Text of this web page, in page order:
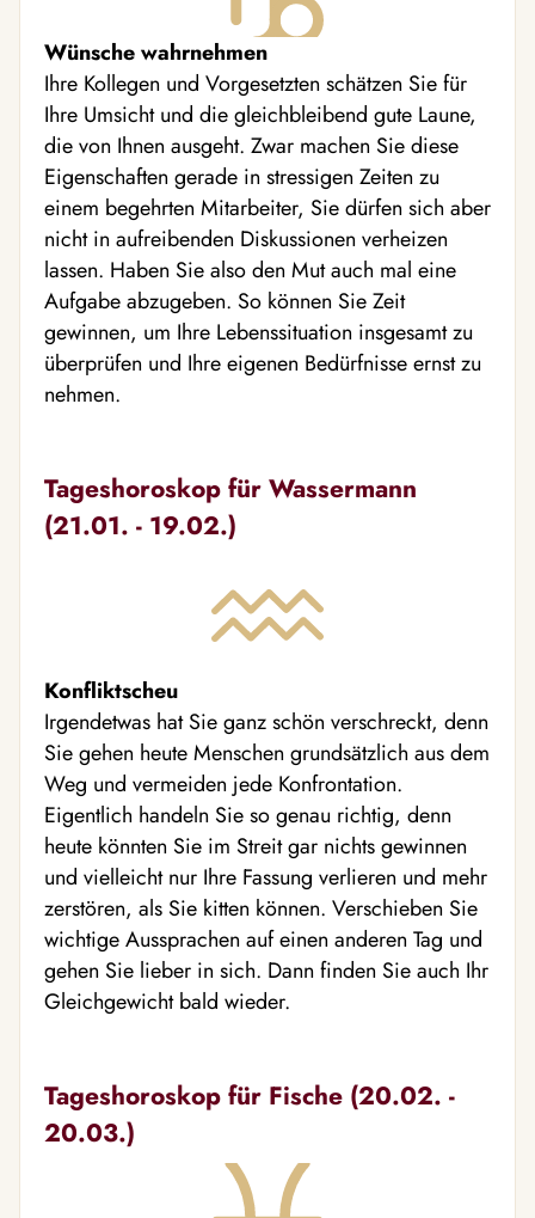
Wünsche wahrnehmen
Ihre Kollegen und Vorgesetzten schätzen Sie für
Ihre Umsicht und die gleichbleibend gute Laune,
die von Ihnen ausgeht. Zwar machen Sie diese
Eigenschaften gerade in stressigen Zeiten zu
einem begehrten Mitarbeiter, Sie dürfen sich aber
nicht in aufreibenden Diskussionen verheizen
lassen. Haben Sie also den Mut auch mal eine
Aufgabe abzugeben. So können Sie Zeit
gewinnen, um Ihre Lebenssituation insgesamt zu
überprüfen und Ihre eigenen Bedürfnisse ernst zu
nehmen.
Tageshoroskop für Wassermann
(21.01. - 19.02.)
Konfliktscheu
Irgendetwas hat Sie ganz schön verschreckt, denn
Sie gehen heute Menschen grundsätzlich aus dem
Weg und vermeiden jede Konfrontation.
Eigentlich handeln Sie so genau richtig, denn
heute könnten Sie im Streit gar nichts gewinnen
und vielleicht nur Ihre Fassung verlieren und mehr
zerstören, als Sie kitten können. Verschieben Sie
wichtige Aussprachen auf einen anderen Tag und
gehen Sie lieber in sich. Dann finden Sie auch Ihr
Gleichgewicht bald wieder.
Tageshoroskop für Fische (20.02. -
20.03.)